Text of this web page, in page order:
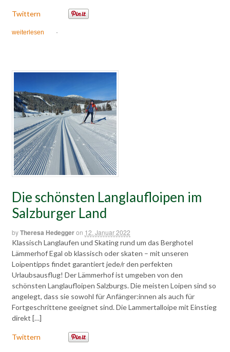
Twittern
weiterlesen ·
Die schönsten Langlaufloipen im
Salzburger Land
byTheresa Hedeggeron 12. Januar 2022
Klassisch Langlaufen und Skating rund um das Berghotel
Lämmerhof Egal ob klassisch oder skaten – mit unseren
Loipentipps findet garantiert jede/r den perfekten
Urlaubsausflug! Der Lämmerhof ist umgeben von den
schönsten Langlaufloipen Salzburgs. Die meisten Loipen sind so
angelegt, dass sie sowohl für Anfänger:innen als auch für
Fortgeschrittene geeignet sind. Die Lammertalloipe mit Einstieg
direkt […]
Twittern